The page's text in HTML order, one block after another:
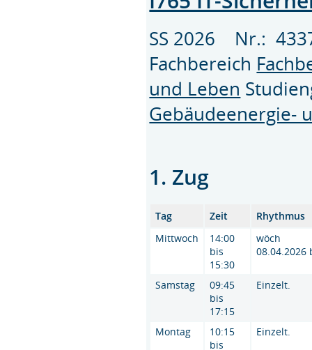
SS 2026 Nr.:
Fachbereich
und Leben
Gebäudeenergie-
1. Zug
Tag Zeit
Rhythmus
Mittwoch
14:00
bis
15:30
wöch
08.04.2026
Samstag
09:45
bis
17:15
Einzelt.
Montag
10:15
bis
Einzelt.